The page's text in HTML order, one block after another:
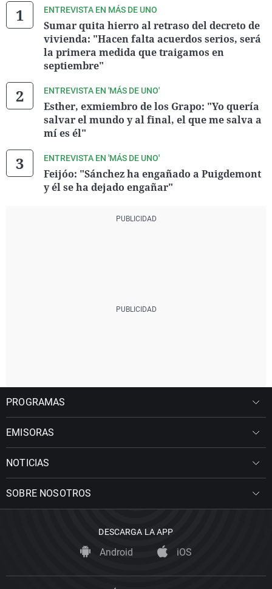
ENTREVISTA EN MÁS DE UNO
Sumar quita hierro al retraso del decreto de
vivienda: "Hacen falta acuerdos serios, será
la primera medida que traigamos en
septiembre"
ENTREVISTA EN 'MÁS DE UNO'
Esther, exmiembro de los Grapo: "Yo quería
salvar el mundo y al final, el que me salva a
mí es él"
ENTREVISTA EN 'MÁS DE UNO'
Feijóo: "Sánchez ha engañado a Puigdemont
y él se ha dejado engañar"
PROGRAMAS
EMISORAS
NOTICIAS
SOBRE NOSOTROS
DESCARGA LA APP
Android iOS